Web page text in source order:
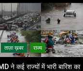
ताज़ा ख़बर राज्य
ने कई राज्यों में भारी बारिश का